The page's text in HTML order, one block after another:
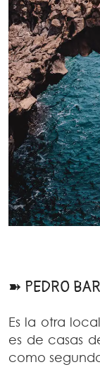
➽ PEDRO
Es la otra
es de casas
como